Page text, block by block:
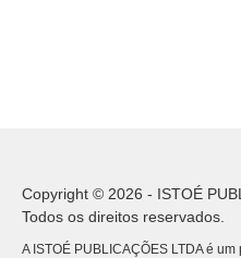
Copyright © 2026 - ISTOÉ
Todos os direitos reservados.
A ISTOÉ PUBLICAÇÕES LTDA é